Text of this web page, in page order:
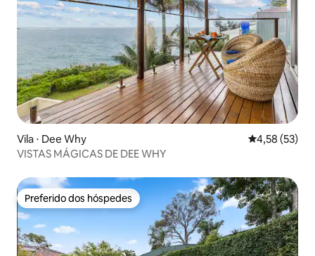
Vila ⋅ Dee Why 4,58 de uma
4,58 (53)
VISTAS MÁGICAS DE DEE WHY
Preferido dos hóspedes
Preferido dos hóspedes